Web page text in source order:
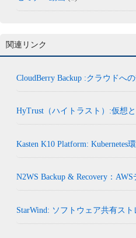
関連リンク
CloudBerry Backup :クラウドへ
HyTrust（ハイトラスト）:仮想
Kasten K10 Platform: Kubernetes
N2WS Backup & Recovery：
StarWind: ソフトウェア共有スト